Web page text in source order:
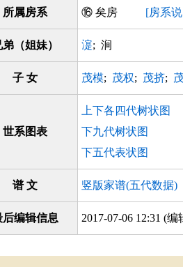
所属房系 ⑯ 矣房 [房系
弟（姐妹） 㵓; 涧
子 女 茂模; 茂权; 茂挤;
世系图表
上下各四代树状图
下九代树状图
下五代表状图
谱 文 竖版家谱(五代数据)
后编辑信息 2017-07-06 12:31 (编